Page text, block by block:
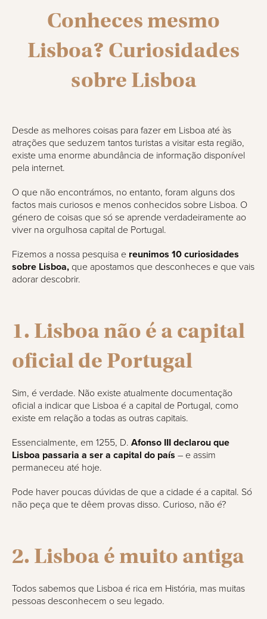
Conheces mesmo
Lisboa? Curiosidades
sobre Lisboa
Desde as melhores coisas para fazer em Lisboa até às
atrações que seduzem tantos turistas a visitar esta região,
existe uma enorme abundância de informação disponível
pela internet.
O que não encontrámos, no entanto, foram alguns dos
factos mais curiosos e menos conhecidos sobre Lisboa. O
género de coisas que só se aprende verdadeiramente ao
viver na orgulhosa capital de Portugal.
Fizemos a nossa pesquisa e reunimos 10 curiosidades
sobre Lisboa, que apostamos que desconheces e que vais
adorar descobrir.
1. Lisboa não é a capital
oficial de Portugal
Sim, é verdade. Não existe atualmente documentação
oficial a indicar que Lisboa é a capital de Portugal, como
existe em relação a todas as outras capitais.
Essencialmente, em 1255, D. Afonso III declarou que
Lisboa passaria a ser a capital do país – e assim
permaneceu até hoje.
Pode haver poucas dúvidas de que a cidade é a capital. Só
não peça que te dêem provas disso. Curioso, não é?
2. Lisboa é muito antiga
Todos sabemos que Lisboa é rica em História, mas muitas
pessoas desconhecem o seu legado.